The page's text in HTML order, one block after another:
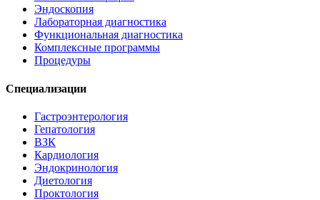
Эндоскопия
Лабораторная диагностика
Функциональная диагностика
Комплексные программы
Процедуры
Специализации
Гастроэнтерология
Гепатология
ВЗК
Кардиология
Эндокринология
Диетология
Проктология